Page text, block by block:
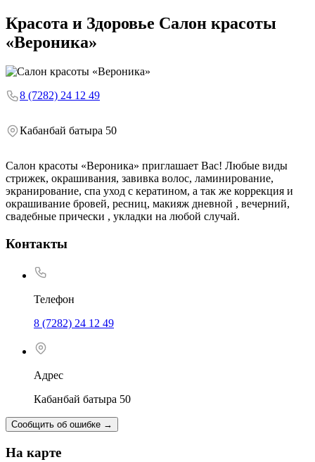
Красота и Здоровье Салон красоты
«Вероника»
8 (7282) 24 12 49
Кабанбай батыра 50
Салон красоты «Вероника» приглашает Вас! Любые виды
стрижек, окрашивания, завивка волос, ламинирование,
экранирование, спа уход с кератином, а так же коррекция и
окрашивание бровей, ресниц, макияж дневной , вечерний,
свадебные прически , укладки на любой случай.
Контакты
Телефон
8 (7282) 24 12 49
Адрес
Кабанбай батыра 50
Сообщить об ошибке →
На карте